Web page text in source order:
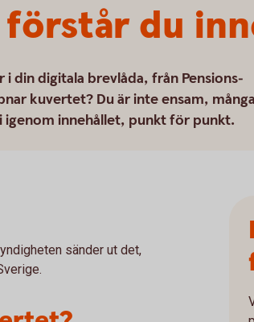
förstår du
din digitala brevlåda, från Pensions­
kuvertet? Du är inte ensam, många
innehållet, punkt för punkt.
sänder ut det,